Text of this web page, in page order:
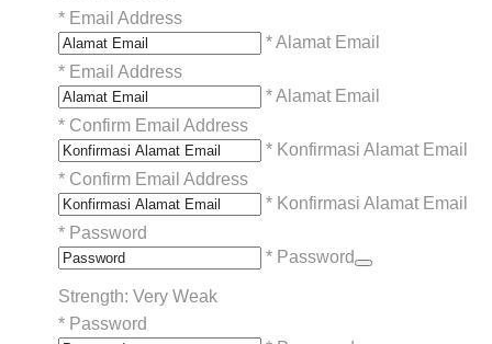
* Email Address
* Alamat Email
* Email Address
* Alamat Email
* Confirm Email Address
* Konfirmasi Alamat Email
* Confirm Email Address
* Konfirmasi Alamat Email
* Password
* Password
Strength: Very Weak
* Password